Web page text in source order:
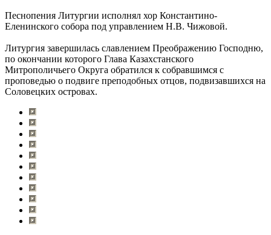
Песнопения Литургии исполнял хор Константино-
Еленинского собора под управлением Н.В. Чижовой.
Литургия завершилась славлением Преображению Господню,
по окончании которого Глава Казахстанского
Митрополичьего Округа обратился к собравшимся с
проповедью о подвиге преподобных отцов, подвизавшихся на
Соловецких островах.